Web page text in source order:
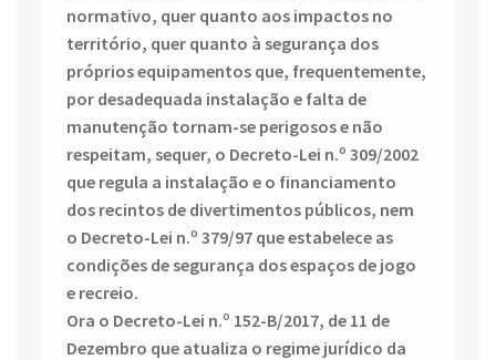
normativo, quer quanto aos impactos no
território, quer quanto à segurança dos
próprios equipamentos que, frequentemente,
por desadequada instalação e falta de
manutenção tornam-se perigosos e não
respeitam, sequer, o Decreto-Lei n.º 309/2002
que regula a instalação e o financiamento
dos recintos de divertimentos públicos, nem
o Decreto-Lei n.º 379/97 que estabelece as
condições de segurança dos espaços de jogo
e recreio.
Ora o Decreto-Lei n.º 152-B/2017, de 11 de
Dezembro que atualiza o regime jurídico da